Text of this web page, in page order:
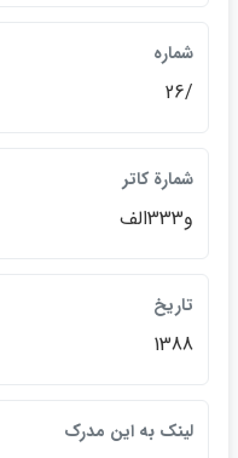
شماره
/26
شمارة کاتر
و333الف
تاريخ
1388
لينک به اين مدرک